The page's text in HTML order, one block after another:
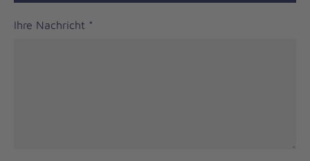
Ihre Nachricht *